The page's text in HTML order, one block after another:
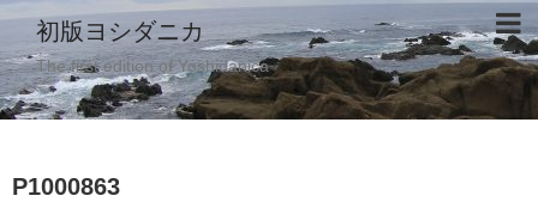
初版ヨシダニカ
The first edition of Yoshidanica
P1000863